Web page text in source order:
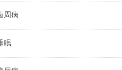
周病
眠